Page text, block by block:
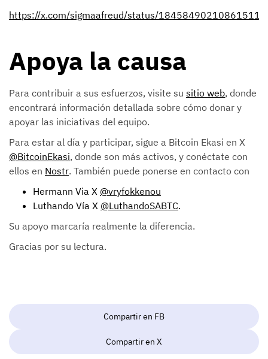
https://x.com/sigmaafreud/status/
Apoya la causa
Para contribuir a sus esfuerzos, visite su sitio web, donde
encontrará información detallada sobre cómo donar y
apoyar las iniciativas del equipo.
Para estar al día y participar, sigue a Bitcoin Ekasi en X
@BitcoinEkasi, donde son más activos, y conéctate con
ellos en Nostr. También puede ponerse en contacto con
Hermann Via X @vryfokkenou
Luthando Vía X @LuthandoSABTC.
Su apoyo marcaría realmente la diferencia.
Gracias por su lectura.
Compartir en FB
Compartir en X